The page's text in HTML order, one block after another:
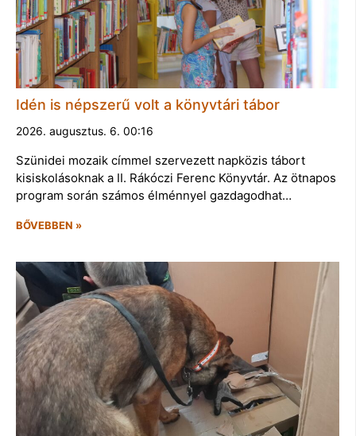
Idén is népszerű volt a könyvtári tábor
2026. augusztus. 6. 00:16
Szünidei mozaik címmel szervezett napközis tábort
kisiskolásoknak a II. Rákóczi Ferenc Könyvtár. Az ötnapos
program során számos élménnyel gazdagodhat…
BŐVEBBEN »